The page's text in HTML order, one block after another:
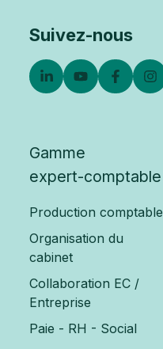
Suivez-nous
Gamme
expert-comptable
Production comptable
Organisation du
cabinet
Collaboration EC /
Entreprise
Paie - RH - Social